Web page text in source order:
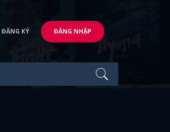
ĐĂNG KÝ ĐĂNG NHẬP